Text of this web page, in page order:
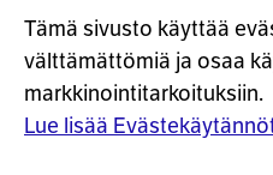
Vastuullinen sijoittaminen
Sijoitussanasto
Osaketuoton ennakointi
Tämä sivusto käyttää
välttämättömiä ja osaa
markkinointitarkoituksiin.
Lue lisää